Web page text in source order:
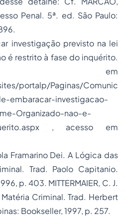
Penal. 5ª. ed. São Paulo:
investigação previsto na lei
é restrito à fase do inquérito.
em
portalp/Paginas/Comunic
embaracar-investigacao-
Organizado-nao-e-
, acesso em
Framarino Dei. A Lógica das
Trad. Paolo Capitanio.
p. 403. MITTERMAIER, C. J.
Criminal. Trad. Herbert
Bookseller, 1997, p. 257.